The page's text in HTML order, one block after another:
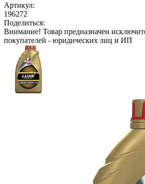
Артикул:
196272
Поделиться:
Внимание! Товар предназначен
покупателей - юридических лиц и ИП